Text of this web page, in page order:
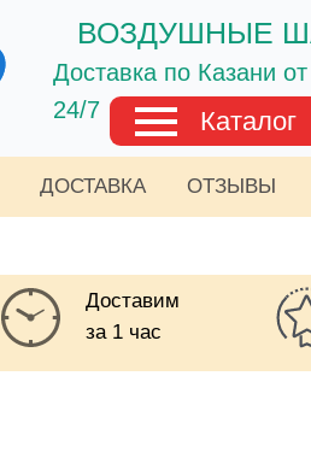
ВОЗДУШНЫЕ
Доставка по Казани
24/7
Каталог
ДОСТАВКА ОТЗЫВЫ
Доставим
за 1 час